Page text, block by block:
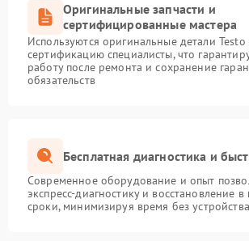
Оригинальные запчасти и
сертифицированные мастера
Используются оригинальные детали
сертификацию специалисты, что
работу после ремонта и сохранение
обязательств
Бесплатная диагностика и
Современное оборудование и опыт
экспресс-диагностику и восстановление
сроки, минимизируя время без устройства